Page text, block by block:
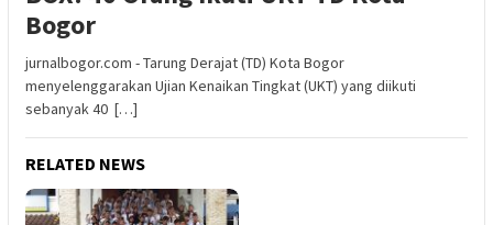
Bogor
jurnalbogor.com - Tarung Derajat (TD) Kota Bogor
menyelenggarakan Ujian Kenaikan Tingkat (UKT) yang diikuti
sebanyak 40 […]
RELATED NEWS